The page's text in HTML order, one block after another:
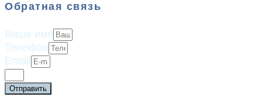
Обратная связь
Ваше имя
Телефон
Email
Отправить